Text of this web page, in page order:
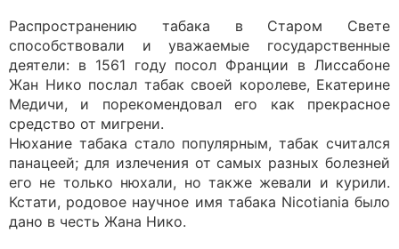
Распространению табака в Старом Свете
способствовали и уважаемые государственные
деятели: в 1561 году посол Франции в Лиссабоне
Жан Нико послал табак своей королеве, Екатерине
Медичи, и порекомендовал его как прекрасное
средство от мигрени.
Нюхание табака стало популярным, табак считался
панацеей; для излечения от самых разных болезней
его не только нюхали, но также жевали и курили.
Кстати, родовое научное имя табака Nicotiania было
дано в честь Жана Нико.